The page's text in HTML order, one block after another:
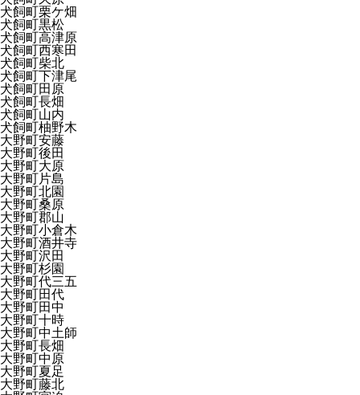
犬飼町栗ケ畑
犬飼町黒松
犬飼町高津原
犬飼町西寒田
犬飼町柴北
犬飼町下津尾
犬飼町田原
犬飼町長畑
犬飼町山内
犬飼町柚野木
大野町安藤
大野町後田
大野町大原
大野町片島
大野町北園
大野町桑原
大野町郡山
大野町小倉木
大野町酒井寺
大野町沢田
大野町杉園
大野町代三五
大野町田代
大野町田中
大野町十時
大野町中土師
大野町長畑
大野町中原
大野町夏足
大野町藤北